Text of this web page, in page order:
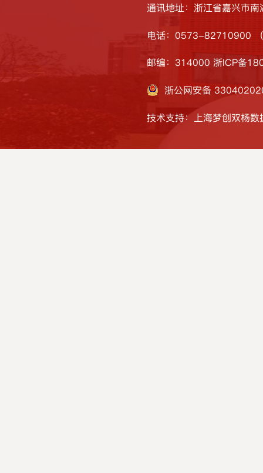
通讯地址：浙江省嘉兴市
电话：0573-82710900
邮编：314000 浙ICP备
浙公网安备
技术支持：上海梦创双杨